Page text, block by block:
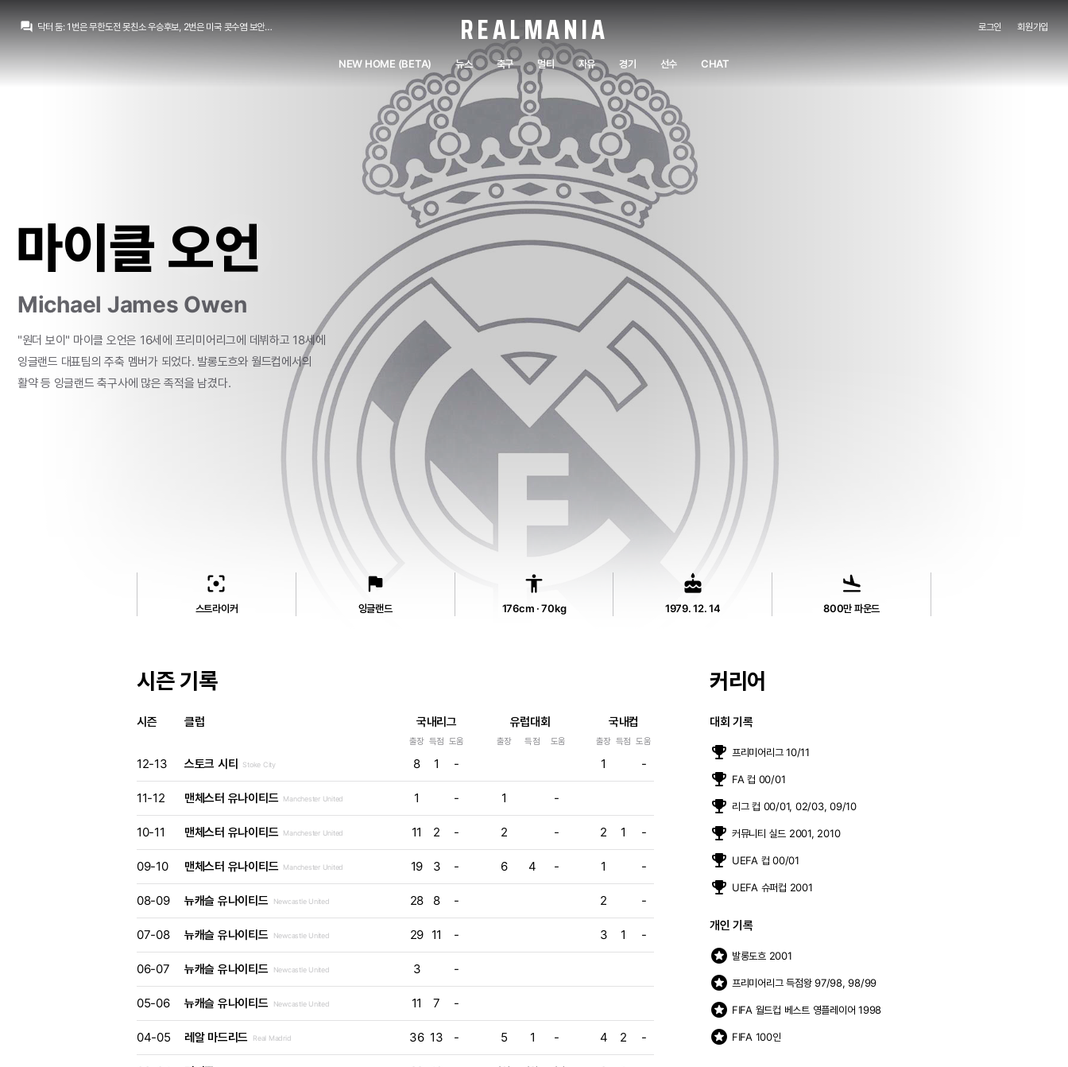
question_answer 닥터 둠:1번은 무한도전 못친소 우승후보, 2번은 미국 콧수염 보안관, 3번은 어.... 음...
REALMANIA
NEW HOME (BETA) 뉴스 축구 멀티 자유 경기 선수 CHAT
로그인 회원가입
마이클 오언
Michael James Owen
"원더 보이" 마이클 오언은 16세에 프리미어리그에 데뷔하고 18세에
잉글랜드 대표팀의 주축 멤버가 되었다. 발롱도흐와 월드컵에서의
활약등 잉글랜드 축구사에 많은 족적을 남겼다.
filter_center_focus
스트라이커
flag
잉글랜드
accessibility
176cm · 70kg
cake
1979. 12. 14
flight_land
800만 파운드
시즌 기록
시즌 클럽 국내리그 유럽대회 국내컵
출장 득점 도움 출장 득점 도움 출장 득점 도움
12-13 스토크 시티 Stoke City 8 1 - 1 -
11-12 맨체스터 유나이티드 Manchester United 1 - 1 -
10-11 맨체스터 유나이티드 Manchester United 11 2 - 2 - 2 1 -
09-10 맨체스터 유나이티드 Manchester United 19 3 - 6 4 - 1 -
08-09 뉴캐슬 유나이티드 Newcastle United 28 8 - 2 -
07-08 뉴캐슬 유나이티드 Newcastle United 29 11 - 3 1 -
06-07 뉴캐슬 유나이티드 Newcastle United 3 -
05-06 뉴캐슬 유나이티드 Newcastle United 11 7 -
04-05 레알 마드리드 Real Madrid 36 13 - 5 1 - 4 2 -
커리어
대회 기록
emoji_events 프리미어리그 10/11
emoji_events FA 컵 00/01
emoji_events 리그 컵 00/01, 02/03, 09/10
emoji_events 커뮤니티 실드 2001, 2010
emoji_events UEFA 컵 00/01
emoji_events UEFA 슈퍼컵 2001
개인 기록
stars 발롱도흐 2001
stars 프리미어리그 득점왕 97/98, 98/99
stars FIFA 월드컵 베스트 영플레이어 1998
stars FIFA 100인